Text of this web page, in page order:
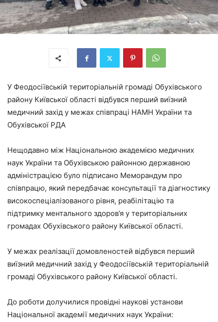
У Феодосіївській територіальній громаді Обухівського
району Київської області відбувся перший виїзний
медичний захід у межах співпраці НАМН України та
Обухівської РДА
Нещодавно між Національною академією медичних
наук України та Обухівською районною державною
адміністрацією було підписано Меморандум про
співпрацю, який передбачає консультації та діагностику
високоспеціалізованого рівня, реабілітацію та
підтримку ментального здоров’я у територіальних
громадах Обухівського району Київської області.
У межах реалізації домовленостей відбувся перший
виїзний медичний захід у Феодосіївській територіальній
громаді Обухівського району Київської області.
До роботи долучилися провідні наукові установи
Національної академії медичних наук України: